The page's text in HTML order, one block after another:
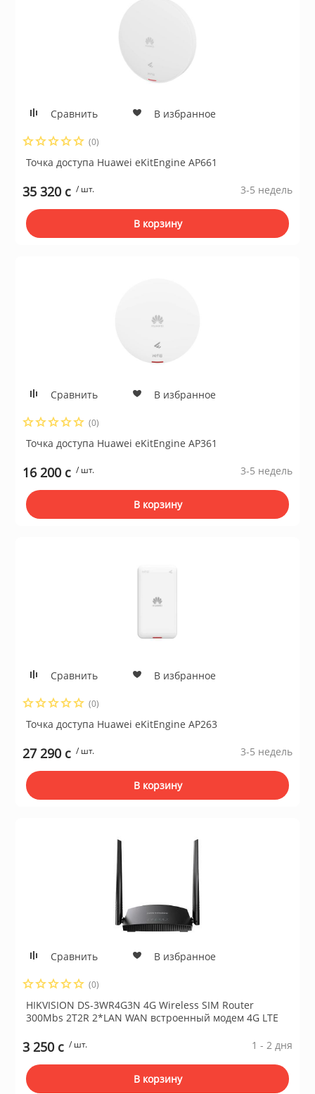
Сравнить В избранное
(0)
Точка доступа Huawei еKitЕnginе AP661
35 320 c / шт. 3-5 недель
В корзину
Сравнить В избранное
(0)
Точка доступа Huawei еKitЕnginе AP361
16 200 c / шт. 3-5 недель
В корзину
Сравнить В избранное
(0)
Точка доступа Huawei еKitЕnginе AP263
27 290 c / шт. 3-5 недель
В корзину
Сравнить В избранное
(0)
HIKVISION DS-3WR4G3N 4G Wireless SIM Router
300Mbs 2T2R 2*LAN WAN встроенный модем 4G LTE
3 250 c / шт. 1 - 2 дня
В корзину